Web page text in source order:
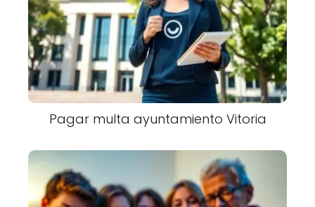
Pagar multa ayuntamiento Vitoria